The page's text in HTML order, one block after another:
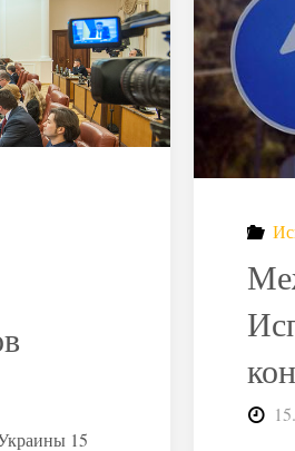
15